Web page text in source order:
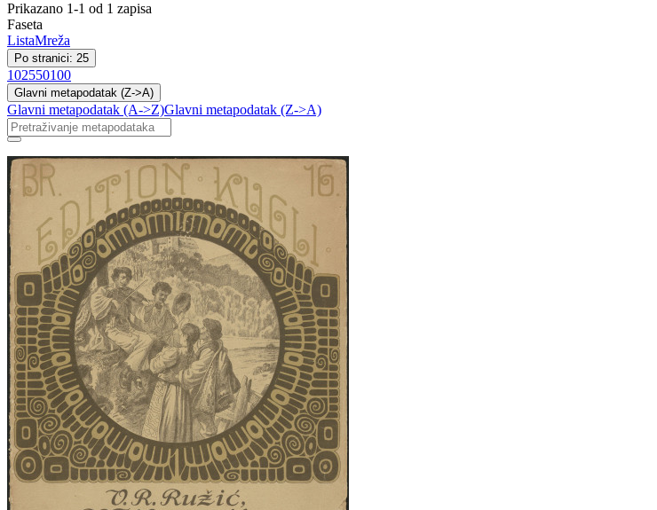
Prikazano 1-1 od 1 zapisa
Faseta
ListaMreža
Po stranici: 25
102550100
Glavni metapodatak (Z->A)
Glavni metapodatak (A->Z)Glavni metapodatak (Z->A)